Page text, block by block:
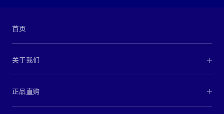
首页
关于我们
正品直购